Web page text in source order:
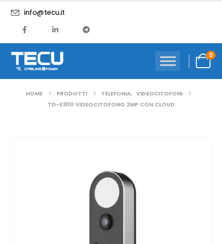
info@tecu.it
0
HOME PRODOTTI TELEFONIA, VIDEOCITOFONI
TD-E3110 VIDEOCITOFONO 2MP CON CLOUD